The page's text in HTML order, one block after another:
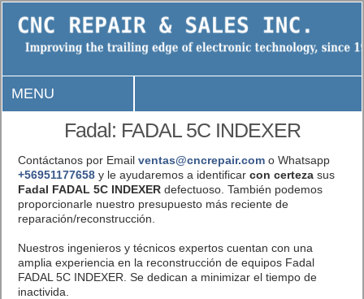
MENU
Fadal: FADAL 5C INDEXER
Contáctanos por Email ventas@cncrepair.como Whatsapp
+56951177658y le ayudaremos a identificar con certezasus
Fadal FADAL 5C INDEXERdefectuoso. También podemos
proporcionarle nuestro presupuesto más reciente de
reparación/reconstrucción.
Nuestros ingenieros y técnicos expertos cuentan con una
amplia experiencia en la reconstrucción de equipos Fadal
FADAL 5C INDEXER. Se dedican a minimizar el tiempo de
inactivida.